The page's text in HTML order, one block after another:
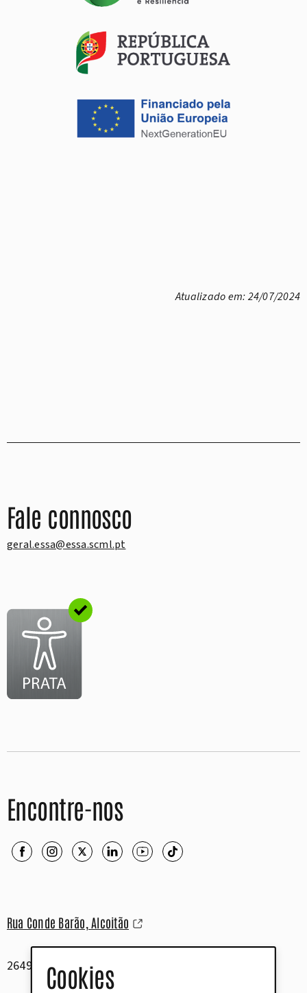
Cookies
Atualizado em: 24/07/2024
Fale connosco
geral.essa@essa.scml.pt
Encontre-nos
Rua Conde Barão, Alcoitão
2649-506 Alcabideche